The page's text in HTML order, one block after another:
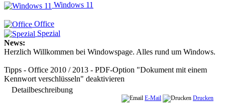
Windows 11
Office
Spezial
News:
Herzlich Willkommen bei Windowspage. Alles rund um Windows.
Tipps - Office 2010 / 2013 - PDF-Option "Dokument mit einem
Kennwort verschlüsseln" deaktivieren
Detailbeschreibung
E-Mail
Drucken